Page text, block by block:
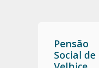
Pensão
Social de